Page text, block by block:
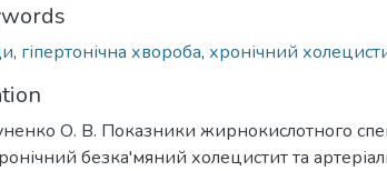
, гіпертонічна хвороба, хронічний
О. В. Показники жирнокислотного
безка'мяний холецистит та